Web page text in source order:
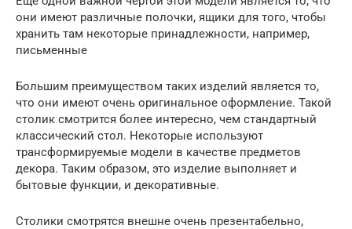
они имеют различные полочки, ящики для того, чтобы
хранить там некоторые принадлежности, например,
письменные
Большим преимуществом таких изделий является то,
что они имеют очень оригинальное оформление. Такой
столик смотрится более интересно, чем стандартный
классический стол. Некоторые используют
трансформируемые модели в качестве предметов
декора. Таким образом, это изделие выполняет и
бытовые функции, и декоративные.
Столики смотрятся внешне очень презентабельно,